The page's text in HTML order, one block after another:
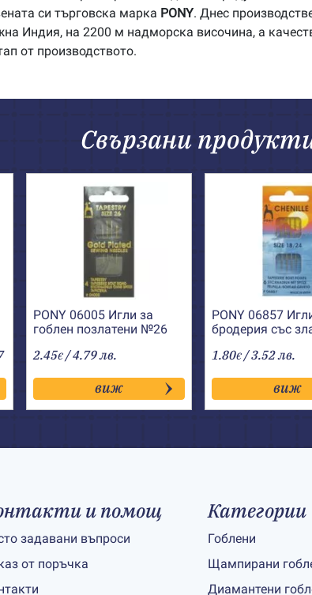
си търговска марка PONY. Днес
Индия, на 2200 м надморска височина, а
от производството.
Свързани
PONY 06005 Игли за
гоблен позлатени №26
2.45€/ 4.79 лв.
виж
PONY 06857
бродерия със
1.80€ / 3.52 лв.
виж
и помощ
задавани въпроси
от поръчка
Категории
Гоблени
Щампирани
Диамантени